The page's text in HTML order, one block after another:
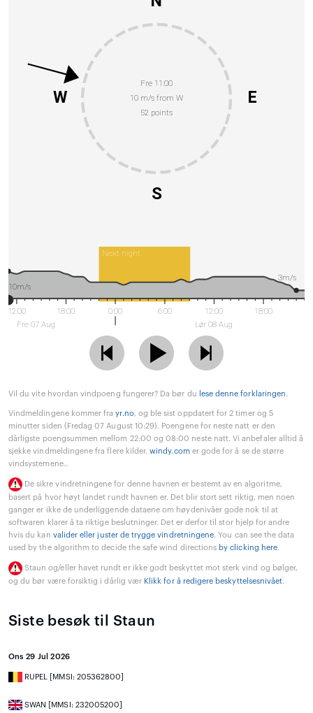
Fre 11:00
10 m/s from W
52 points
E
S
W
Next night
12:00
Fre 07 Aug
18:00 0:00 6:00
12:00
Lør 08 Aug
18:00
10m/s
3m/s
Vil du vite hvordan vindpoeng fungerer? Da bør du lese denne forklaringen.
Vindmeldingene kommer frayr.no, og ble sist oppdatert for 2 timer og 5
minutter siden (Fredag 07 August 10:29). Poengene for neste natt er den
dårligste poengsummen mellom 22:00 og 08:00 neste natt. Vi anbefaler alltid å
sjekke vindmeldingene fra flere kilder.windy.comer gode for å se de større
vindsystemene..
De sikre vindretningene for denne havnen er bestemt av en algoritme,
basert på hvor høyt landet rundt havnen er. Det blir stort sett riktig, men noen
ganger er ikke de underliggende dataene om høydenivåer gode nok til at
softwaren klarer å ta riktige beslutninger. Det er derfor til stor hjelp for andre
hvis du kan valider eller juster de trygge vindretningene. You can see the data
used by the algorithm to decide the safe wind directions by clicking here.
Staun og/eller havet rundt er ikke godt beskyttet mot sterk vind og bølger,
og du bør være forsiktig i dårlig vær Klikk for å redigere beskyttelsesnivået.
Siste besøk til Staun
Ons 29 Jul 2026
RUPEL [MMSI: 205362800]
SWAN [MMSI: 232005200]